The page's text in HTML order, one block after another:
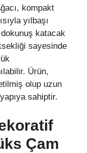
kompakt
yılbaşı
katacak
sayesinde
Ürün,
olup uzun
sahiptir.
Çam